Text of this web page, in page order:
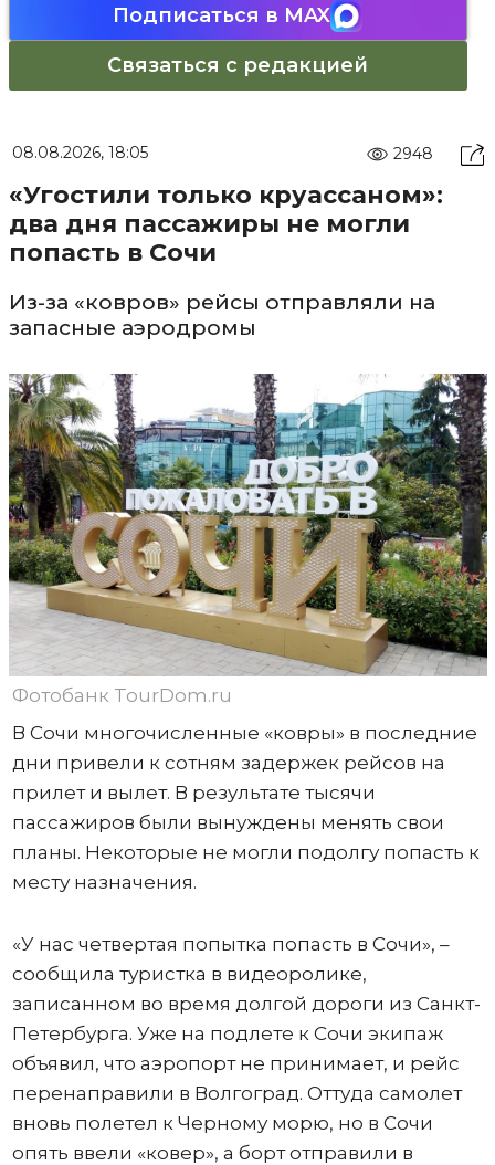
Подписаться в MAX
Связаться с редакцией
08.08.2026, 18:05 2948
«Угостили только круассаном»:
два дня пассажиры не могли
попасть в Сочи
Из-за «ковров» рейсы отправляли на
запасные аэродромы
Фотобанк TourDom.ru
В Сочи многочисленные «ковры» в последние
дни привели к сотням задержек рейсов на
прилет и вылет. В результате тысячи
пассажиров были вынуждены менять свои
планы. Некоторые не могли подолгу попасть к
месту назначения.
«У нас четвертая попытка попасть в Сочи», –
сообщила туристка в видеоролике,
записанном во время долгой дороги из Санкт-
Петербурга. Уже на подлете к Сочи экипаж
объявил, что аэропорт не принимает, и рейс
перенаправили в Волгоград. Оттуда самолет
вновь полетел к Черному морю, но в Сочи
опять ввели «ковер», а борт отправили в